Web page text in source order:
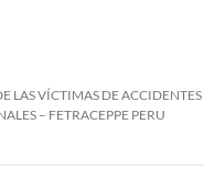
LAS VÍCTIMAS DE ACCIDENTES
– FETRACEPPE PERU